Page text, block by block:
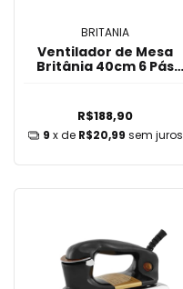
BRITANIA
Ventilador de Mesa
Britânia 40cm 6 Pás
R$188,90
9 x de R$20,99 sem juros